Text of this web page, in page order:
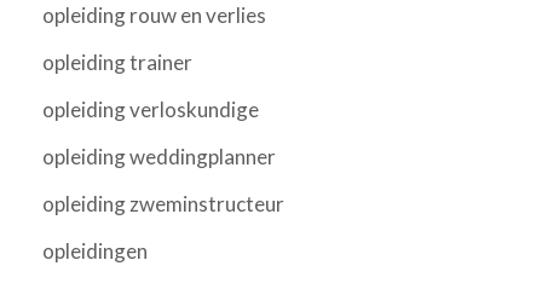
opleiding rouw en verlies
opleiding trainer
opleiding verloskundige
opleiding weddingplanner
opleiding zweminstructeur
opleidingen